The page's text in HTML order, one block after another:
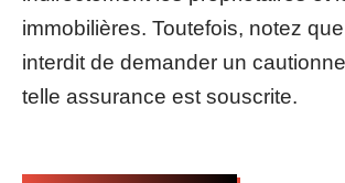
immobilières. Toutefois, notez
interdit de demander un
telle assurance est souscrite.